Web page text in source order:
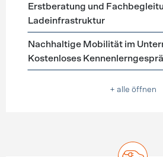
Erstberatung und
Ladeinfrastruktur
Nachhaltige Mobilität im
Kostenloses
+ alle öffnen